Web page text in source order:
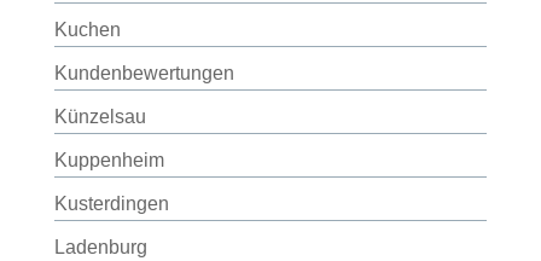
Kuchen
Kundenbewertungen
Künzelsau
Kuppenheim
Kusterdingen
Ladenburg